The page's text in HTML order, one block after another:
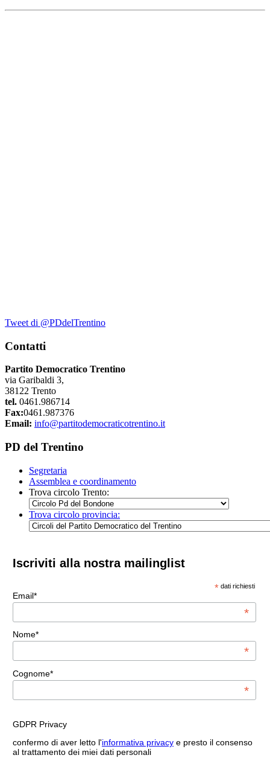
Tweet di @PDdelTrentino
Contatti
Partito Democratico Trentino
via Garibaldi 3,
38122 Trento
tel. 0461.986714
Fax:0461.987376
Email: info@partitodemocraticotrentino.it
PD del Trentino
Segretaria
Assemblea e coordinamento
Trova circolo Trento:
Trova circolo provincia:
Iscriviti alla nostra mailinglist
* dati richiesti
Email*
*
Nome*
*
Cognome*
*
GDPR Privacy
confermo di aver letto l'informativa privacye presto il consenso
al trattamento dei miei dati personali